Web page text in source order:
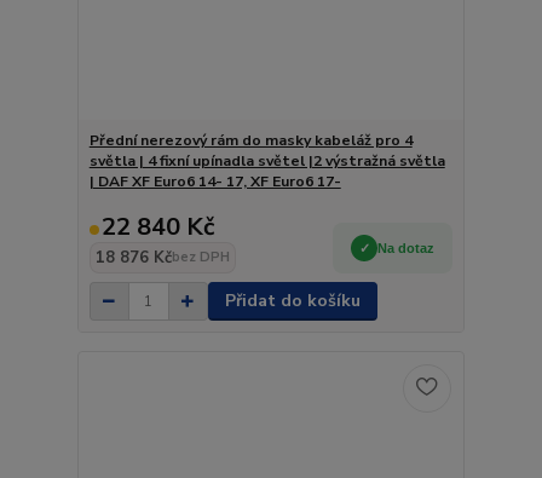
Přední nerezový rám do masky kabeláž pro 4
světla | 4 fixní upínadla světel |2 výstražná světla
| DAF XF Euro6 14- 17, XF Euro6 17-
22 840 Kč
18 876 Kčbez DPH
Na dotaz
Přidat do košíku